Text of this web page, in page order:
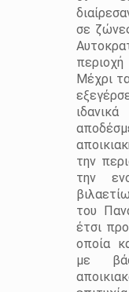
σε
περιοχή
Μέχρι
την
την
του
έτσι
οποία
με